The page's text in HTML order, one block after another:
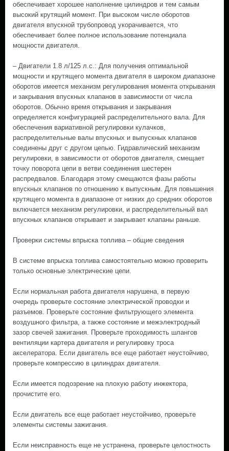
обеспечивает хорошее наполнение цилиндров и тем самым
высокий крутящий момент. При высоком числе оборотов
двигателя впускной трубопровод укорачивается, что
обеспечивает более полное использование потенциала
мощности двигателя.
– Двигатели 1.8 л/125 л.с.: Для получения оптимальной
мощности и крутящего момента двигателя в широком диапазоне
оборотов имеется механизм регулирования момента открывания
и закрывания впускных клапанов в зависимости от числа
оборотов. Обычно время открывания и закрывания
определяется конфигурацией распределительного вала. Для
обеспечения вариативной регулировки кулачков,
распределительные валы впускных и выпускных клапанов
соединены друг с другом цепью. Гидравлический механизм
регулировки, в зависимости от оборотов двигателя, смещает
точку поворота цепи в ветви соединения шестерен
распредвалов. Благодаря этому смещаются фазы работы
впускных клапанов по отношению к выпускным. Для повышения
крутящего момента в диапазоне от низких до средних оборотов
включается механизм регулировки, и распределительный вал
впускных клапанов открывает и закрывает клапаны раньше.
Проверки системы впрыска топлива – общие сведения
В системе впрыска топлива самостоятельно можно проверить
только основные электрические цепи.
Если нормальная работа двигателя нарушена, в первую
очередь проверьте состояние электрической проводки и
разъемов. Проверьте состояние фильтрующего элемента
воздушного фильтра, а также состояние и межэлектродный
зазор свечей зажигания. Проверьте проходимость шлангов
вентиляции картера двигателя и регулировку троса
акселератора. Если двигатель все еще работает неустойчиво,
проверьте компрессию в цилиндрах двигателя.
Если имеется подозрение на плохую работу инжектора,
прочистите его.
Если двигатель все еще работает неустойчиво, проверьте
элементы системы зажигания.
Если неисправность еще не устранена, проверьте целостность